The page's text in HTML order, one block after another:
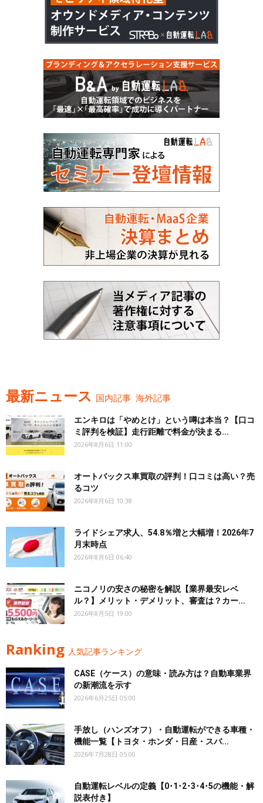
最新ニュース 国内記事 海外記事
エンキロは「やめとけ」という噂は本当？【口コ
ミ評判を検証】走行距離で料金が決まる...
2026年8月6日 11:00
オートバックス車買取の評判！口コミは高い？売
るコツ
2026年8月6日 10:38
ライドシェア求人、54.8％増と大幅増！2026年7
月末時点
2026年8月6日 06:40
ニコノリの安さの秘密を解説【業界最安レベ
ル？】メリット・デメリット、審査は？カー...
2026年8月5日 19:00
Ranking 人気記事ランキング
CASE（ケース）の意味・読み方は？自動車業界
の新潮流を示す
2026年6月25日 05:00
手放し（ハンズオフ）・自動運転ができる車種・
機能一覧【トヨタ・ホンダ・日産・スバ...
2026年7月28日 05:00
自動運転レベルの定義【0･1･2･3･4･5の機能・解
説表付き】